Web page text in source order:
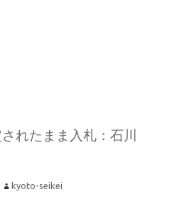
れたまま入札：石川
kyoto-seikei